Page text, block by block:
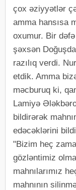
çox əziyyətlər
amma hansısa
oxumur. Bir dəfə
şəxsən
razılıq verdi.
etdik. Amma
məcburuq ki,
Lamiyə
bildirərək
edəcəklərini
"Bizim heç
gözləntimiz
mahnılarımız
mahnının